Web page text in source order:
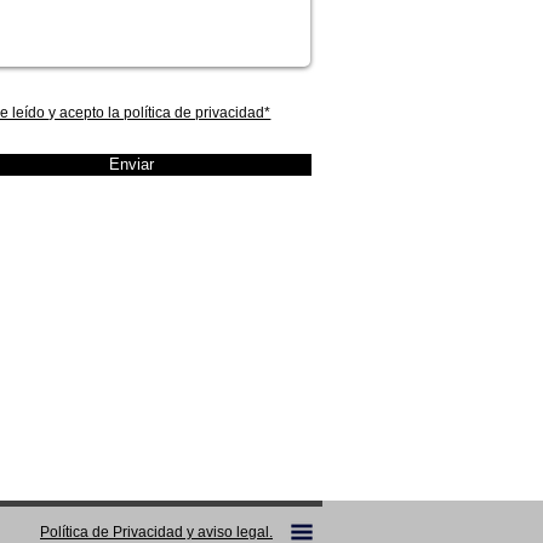
leído y acepto las política de privacidad*
leído y acepto la política de privacidad*
Enviar
Política de Privacidad y aviso legal.